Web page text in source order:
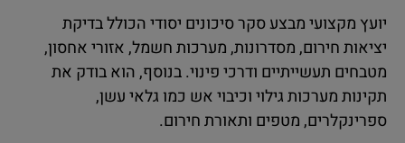
יועץ מקצועי מבצע סקר סיכונים יסודי הכולל בדיקת
יציאות חירום, מסדרונות, מערכות חשמל, אזורי אחסון,
מטבחים תעשייתיים ודרכי פינוי. בנוסף, הוא בודק את
תקינות מערכות גילוי וכיבוי אש כמו גלאי עשן,
ספרינקלרים, מטפים ותאורת חירום.